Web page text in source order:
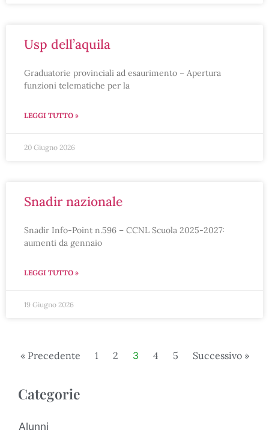
usp dell’aquila
Graduatorie provinciali ad esaurimento – Apertura
funzioni telematiche per la
LEGGI TUTTO »
20 Giugno 2026
snadir nazionale
Snadir Info-Point n.596 – CCNL Scuola 2025-2027:
aumenti da gennaio
LEGGI TUTTO »
19 Giugno 2026
« Precedente 1 2 3 4 5 Successivo »
Categorie
Alunni